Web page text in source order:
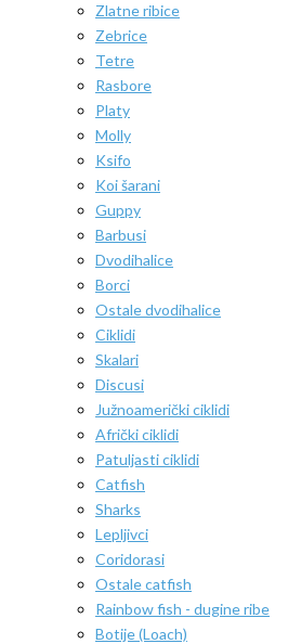
Zlatne ribice
Zebrice
Tetre
Rasbore
Platy
Molly
Ksifo
Koi šarani
Guppy
Barbusi
Dvodihalice
Borci
Ostale dvodihalice
Ciklidi
Skalari
Discusi
Južnoamerički ciklidi
Afrički ciklidi
Patuljasti ciklidi
Catfish
Sharks
Lepljivci
Coridorasi
Ostale catfish
Rainbow fish - dugine ribe
Botije (Loach)